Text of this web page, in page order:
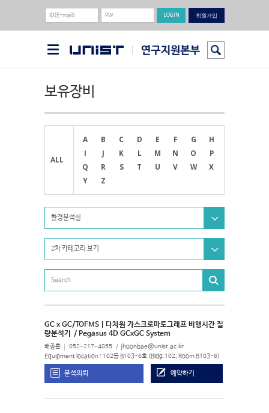
회원가입
보유장비
ALL
A B C D E F G
H
I
J K L M N O
P
Q
R S T U V W
X
Y
Z
환경분석실
2차 카테고리 보기
GC x GC/TOFMS | 다차원 가스크로마토그래프 비행시간 질
량분석기
/ Pegasus 4D GCxGC System
배종훈 052-217-4055 jhoonbae@unist.ac.kr
Equipment location : 102동 B103-6호 (Bldg.102, Room B103-6)
분석의뢰 예약하기